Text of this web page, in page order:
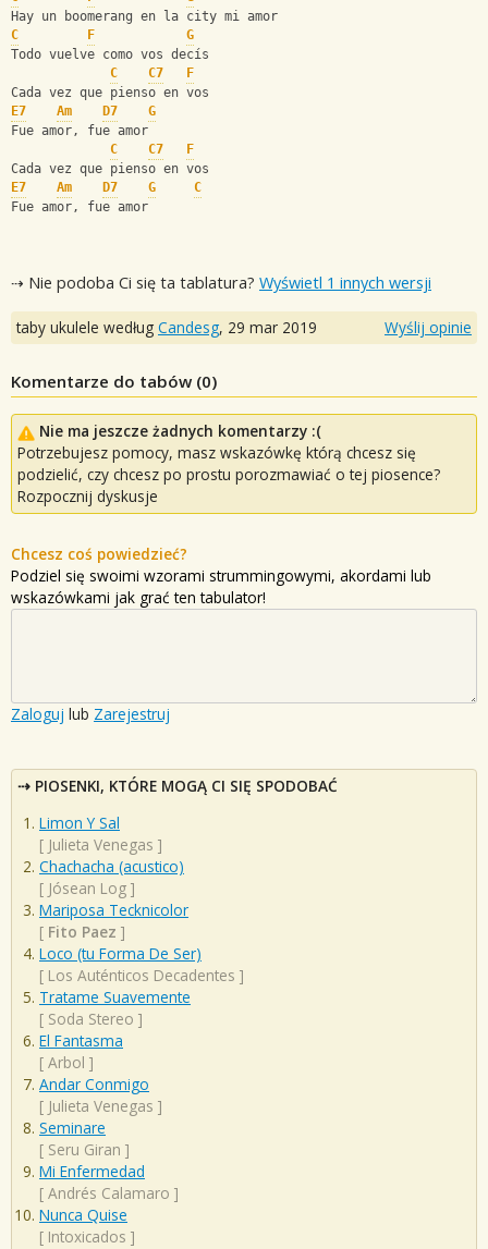
Hay un boomerang en la city mi amor
C
F
G
Todo vuelve como vos decís
C
C7
F
Cada vez que pienso en vos
E7
Am D7
G
Fue amor, fue amor
C
C7
F
Cada vez que pienso en vos
E7
Am D7 G
C
Fue amor, fue amor
⇢ Nie podoba Ci się ta tablatura? Wyświetl 1 innych wersji
taby ukulele według Candesg, 29 mar 2019 Wyślij opinie
Komentarze do tabów (0)
Nie ma jeszcze żadnych komentarzy :(
Potrzebujesz pomocy, masz wskazówkę którą chcesz się
podzielić, czy chcesz po prostu porozmawiać o tej piosence?
Rozpocznij dyskusje
Chcesz coś powiedzieć?
Podziel się swoimi wzorami strummingowymi, akordami lub
wskazówkami jak grać ten tabulator!
Zaloguj lub Zarejestruj
PIOSENKI, KTÓRE MOGĄ CI SIĘ SPODOBAĆ
Limon Y Sal
[ Julieta Venegas ]
Chachacha (acustico)
[ Jósean Log ]
Mariposa Tecknicolor
[ Fito Paez ]
Loco (tu Forma De Ser)
[ Los Auténticos Decadentes ]
Tratame Suavemente
[ Soda Stereo ]
El Fantasma
[ Arbol ]
Andar Conmigo
[ Julieta Venegas ]
Seminare
[ Seru Giran ]
Mi Enfermedad
[ Andrés Calamaro ]
Nunca Quise
[ Intoxicados ]